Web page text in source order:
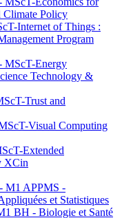
Climate Policy
Internet of Things :
Program
MScT-Energy
Technology &
Trust and
Visual Computing
Extended
XCin
M1 APPMS -
et Statistiques
BH - Biologie et Santé